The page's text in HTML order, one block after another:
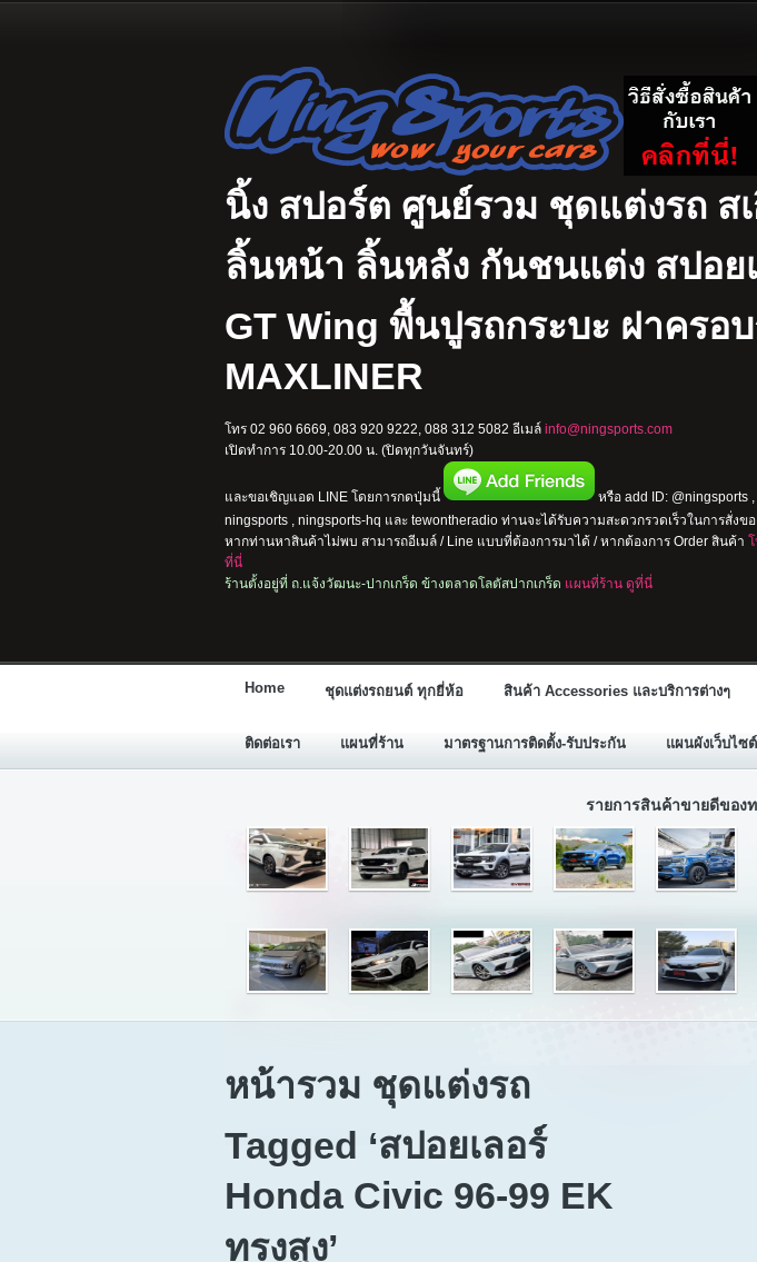
นิ้ง สปอร์ต ศูนย์รวม ชุดแต่งรถ ส
ลิ้นหน้า ลิ้นหลัง กันชนแต่ง สปอย
GT Wing พื้นปูรถกระบะ ฝาครอ
MAXLINER
โทร 02 960 6669, 083 920 9222, 088 312 5082 อีเมล์ info@ningsports.com
เปิดทำการ 10.00-20.00 น. (ปิดทุกวันจันทร์)
และขอเชิญแอด LINE โดยการกดปุ่มนี้
หรือ add ID: @ningsports
ningsports , ningsports-hq และ tewontheradio ท่านจะได้รับความสะดวกรวดเร็วในการสั่งขอ
หากท่านหาสินค้าไม่พบ สามารถอีเมล์ / Line แบบที่ต้องการมาได้ / หากต้องการ Order สินค้า
ที่นี่
ร้านตั้งอยู่ที่ ถ.แจ้งวัฒนะ-ปากเกร็ด ข้างตลาดโลตัสปากเกร็ด แผนที่ร้าน ดูที่นี่
Home ชุดแต่งรถยนต์ ทุกยี่ห้อ สินค้า Accessories และบริการต่างๆ
ติดต่อเรา แผนที่ร้าน มาตรฐานการติดตั้ง-รับประกัน แผนผังเว็บไซต์
รายการสินค้าขายดีของ
หน้ารวม ชุดแต่งรถ
Tagged ‘สปอยเลอร์
Honda Civic 96-99 EK
ทรงสูง’